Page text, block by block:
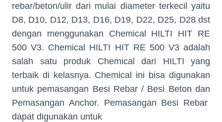
rebar/beton/ulir dari mulai diameter terkecil yaitu
D8, D10, D12, D13, D16, D19, D22, D25, D28 dst
dengan menggunakan Chemical HILTI HIT RE
500 V3. Chemical HILTI HIT RE 500 V3 adalah
salah satu produk Chemical dari HILTI yang
terbaik di kelasnya. Chemical ini bisa digunakan
untuk pemasangan Besi Rebar / Besi Beton dan
Pemasangan Anchor. Pemasangan Besi Rebar
dapat digunakan untuk